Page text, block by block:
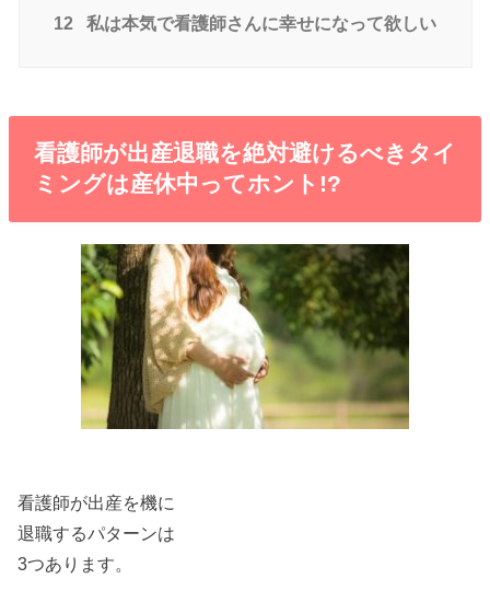
12 私は本気で看護師さんに幸せになって欲しい
看護師が出産退職を絶対避けるべきタイ
ミングは産休中ってホント!?
看護師が出産を機に
退職するパターンは
3つあります。